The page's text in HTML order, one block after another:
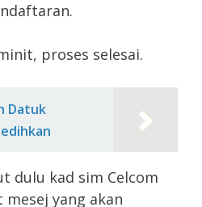
proses selesai.
Datuk
dulu kad sim Celcom
yang akan